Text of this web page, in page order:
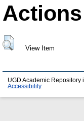
View Item
UGD Academic Repository
Accessibility